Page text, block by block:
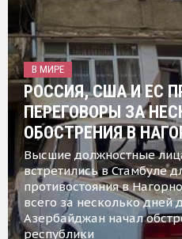
В МИРЕ
РОССИЯ, США И ЕС
ПЕРЕГОВОРЫ ЗА
ОБОСТРЕНИЯ В
Высшие должностные
встретились в Стамбуле
противостояния в
всего за несколько дней
Азербайджан начал
республики